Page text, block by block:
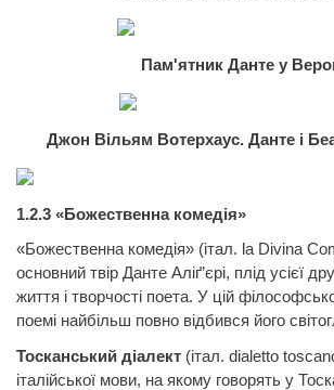
Пам'ятник Данте у
Джон Вільям Вотерхаус. Данте і
1.2.3 «Божественна комедія»
«Божественна комедія» (італ. la Divina
основний твір Данте Аліґ’єрі, плід усієї
життя і творчості поета. У цій
поемі найбільш повно відбився його
Тосканський діалект (італ. dialetto
італійської мови, на якому говорять у